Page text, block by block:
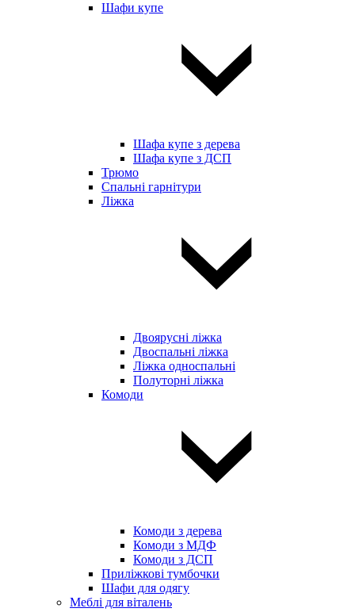
Шафи купе
Шафа купе з дерева
Шафа купе з ДСП
Трюмо
Спальні гарнітури
Ліжка
Двоярусні ліжка
Двоспальні ліжка
Ліжка односпальні
Полуторні ліжка
Комоди
Комоди з дерева
Комоди з МДФ
Комоди з ДСП
Приліжкові тумбочки
Шафи для одягу
Меблі для віталень